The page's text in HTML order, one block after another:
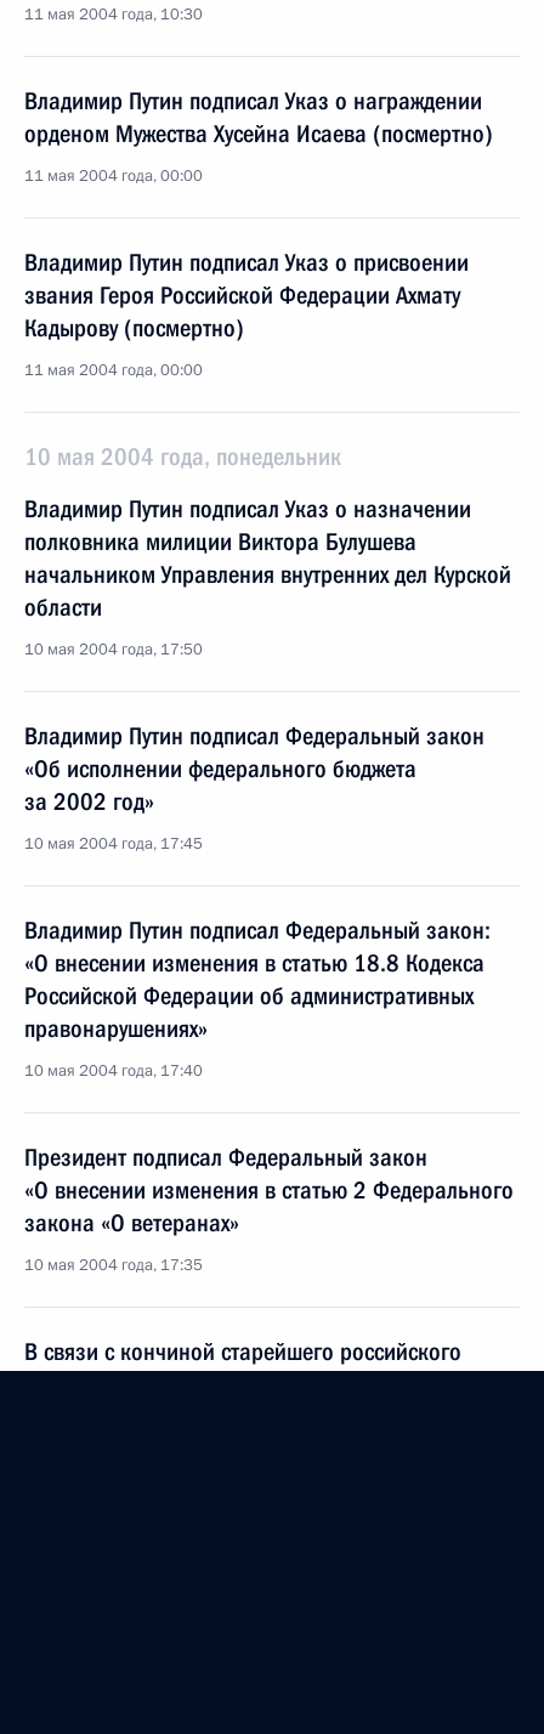
11 мая 2004 года, 10:30
Владимир Путин подписал Указ о награждении
орденом Мужества Хусейна Исаева (посмертно)
11 мая 2004 года, 00:00
Владимир Путин подписал Указ о присвоении
звания Героя Российской Федерации Ахмату
Кадырову (посмертно)
11 мая 2004 года, 00:00
10 мая 2004 года, понедельник
Владимир Путин подписал Указ о назначении
полковника милиции Виктора Булушева
начальником Управления внутренних дел Курской
области
10 мая 2004 года, 17:50
Владимир Путин подписал Федеральный закон
«Об исполнении федерального бюджета
за 2002 год»
10 мая 2004 года, 17:45
Владимир Путин подписал Федеральный закон:
«О внесении изменения в статью 18.8 Кодекса
Российской Федерации об административных
правонарушениях»
10 мая 2004 года, 17:40
Президент подписал Федеральный закон
«О внесении изменения в статью 2 Федерального
закона «О ветеранах»
10 мая 2004 года, 17:35
В связи с кончиной старейшего российского